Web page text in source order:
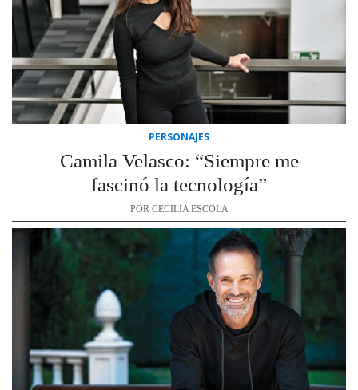
PERSONAJES
Camila Velasco: “Siempre me
fascinó la tecnología”
POR CECILIA ESCOLA